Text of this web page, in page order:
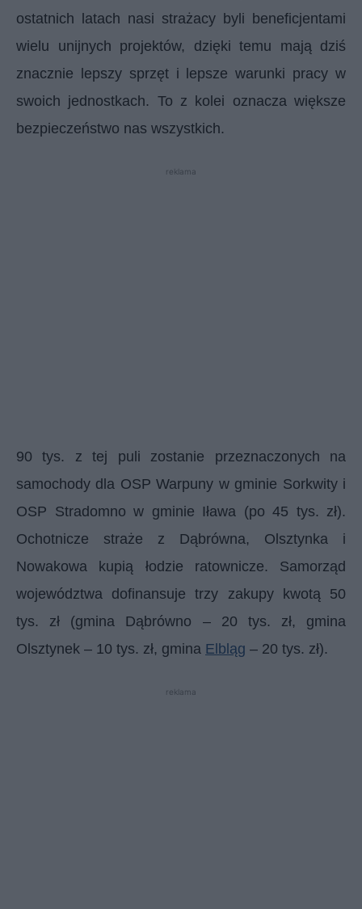
ostatnich latach nasi strażacy byli beneficjentami
wielu unijnych projektów, dzięki temu mają dziś
znacznie lepszy sprzęt i lepsze warunki pracy w
swoich jednostkach. To z kolei oznacza większe
bezpieczeństwo nas wszystkich.
reklama
90 tys. z tej puli zostanie przeznaczonych na
samochody dla OSP Warpuny w gminie Sorkwity i
OSP Stradomno w gminie Iława (po 45 tys. zł).
Ochotnicze straże z Dąbrówna, Olsztynka i
Nowakowa kupią łodzie ratownicze. Samorząd
województwa dofinansuje trzy zakupy kwotą 50
tys. zł (gmina Dąbrówno – 20 tys. zł, gmina
Olsztynek – 10 tys. zł, gmina Elbląg – 20 tys. zł).
reklama